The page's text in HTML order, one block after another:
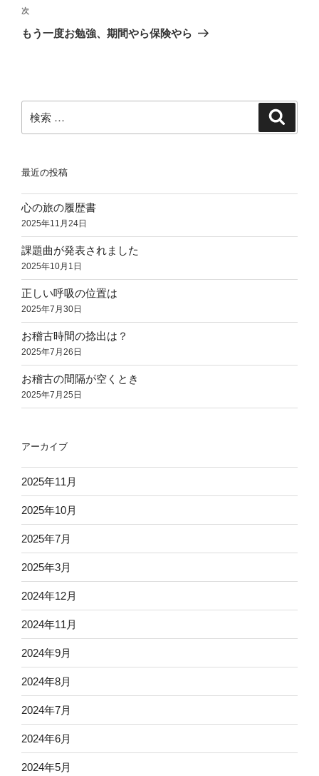
ビ
ゲ
ン
投
稿
次
の
次
もう一度お勉強、期間やら保険やら
索:
最近の投稿
心の旅の履歴書
2025年11月24日
課題曲が発表されました
2025年10月1日
正しい呼吸の位置は
2025年7月30日
お稽古時間の捻出は？
2025年7月26日
お稽古の間隔が空くとき
2025年7月25日
アーカイブ
2025年11月
2025年10月
2025年7月
2025年3月
2024年12月
2024年11月
2024年9月
2024年8月
2024年7月
2024年6月
2024年5月